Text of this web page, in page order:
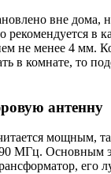
вне дома,
рекомендуется в
не менее 4 мм.
в комнате, то
антенну
мощным,
МГц. Основным
его